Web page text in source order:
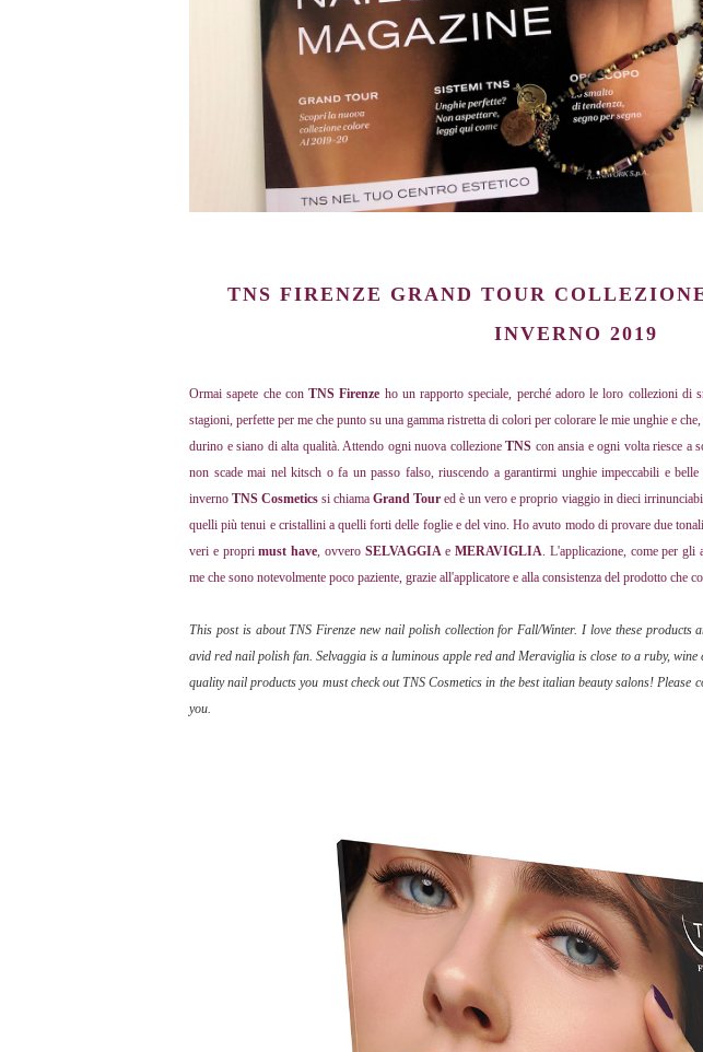
TNS FIRENZE GRAND TOUR
INVERNO 2019
Ormai sapete che conTNS Firenze ho un rapporto speciale, perché adoro le loro collezioni di
stagioni, perfette per me che punto su una gamma ristretta di colori per colorare le mie unghie e
durino e siano di alta qualità. Attendo ogni nuova collezioneTNS con ansia e ogni volta riesce a
non scade mai nel kitsch o fa un passo falso, riuscendo a garantirmi unghie impeccabili e
invernoTNS Cosmetics si chiamaGrand Tour ed è un vero e proprio viaggio in dieci
quelli più tenui e cristallini a quelli forti delle foglie e del vino. Ho avuto modo di provare due
veri e proprimust have, ovvero SELVAGGIAeMERAVIGLIA. L'applicazione, come per gli
me che sono notevolmente poco paziente, grazie all'applicatore e alla consistenza del prodotto che
This post is about TNS Firenze new nail polish collection for Fall/Winter. I love these products
avid red nail polish fan. Selvaggia is a luminous apple red and Meraviglia is close to a ruby,
quality nail products you must check out TNS Cosmetics in the best italian beauty salons! Please
you.